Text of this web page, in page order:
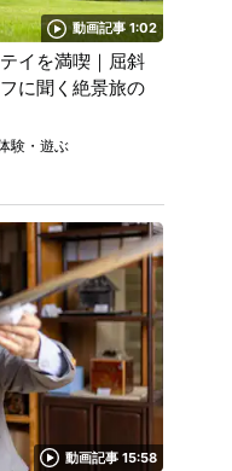
動画記事 1:02
イを満喫｜屈斜
に聞く絶景旅の
験・遊ぶ
動画記事 15:58